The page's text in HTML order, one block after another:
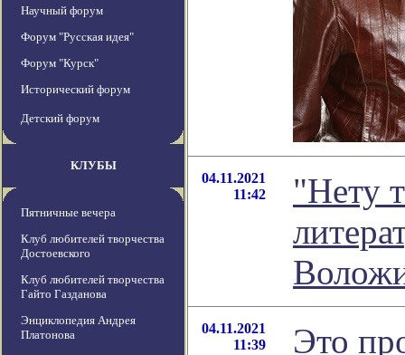
Научный форум
Форум "Русская идея"
Форум "Курск"
Исторический форум
Детский форум
КЛУБЫ
Пятничные вечера
Клуб любителей творчества
Достоевского
Клуб любителей творчества
Гайто Газданова
Энциклопедия Андрея
Платонова
04.11.2021
11:42
"Нету
04.11.2021
11:39
Это